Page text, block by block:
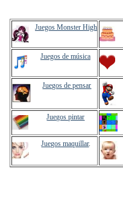
Juegos Monster High
Juegos de música
Juegos de pensar
Juegos pintar
Juegos maquillar.